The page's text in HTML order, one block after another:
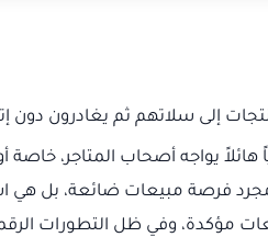
المنتجات إلى سلاتهم ثم يغادرون دون
هائلاً يواجه أصحاب المتاجر، خاصة
فرصة مبيعات ضائعة، بل هي
مؤكدة، وفي ظل التطورات